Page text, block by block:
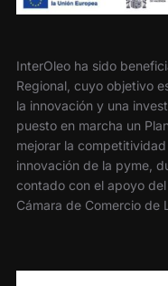
InterOleo ha sido
Regional, cuyo objetivo
la innovación y una
puesto en marcha un
mejorar la
innovación de la pyme,
contado con el apoyo
Cámara de Comercio de